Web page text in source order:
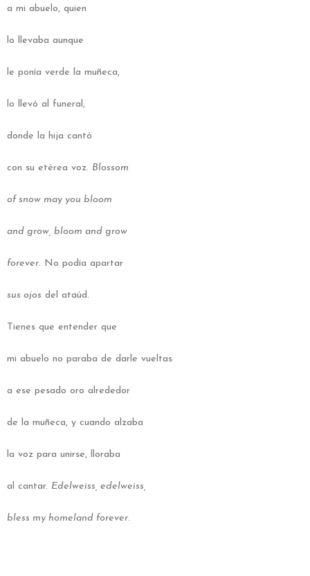
a mi abuelo, quien
lo llevaba aunque
le ponía verde la muñeca,
lo llevó al funeral,
donde la hija cantó
con su etérea voz. Blossom
of snow may you bloom
and grow, bloom and grow
forever. No podía apartar
sus ojos del ataúd.
Tienes que entender que
mi abuelo no paraba de darle vueltas
a ese pesado oro alrededor
de la muñeca, y cuando alzaba
la voz para unirse, lloraba
al cantar. Edelweiss, edelweiss,
bless my homeland forever.